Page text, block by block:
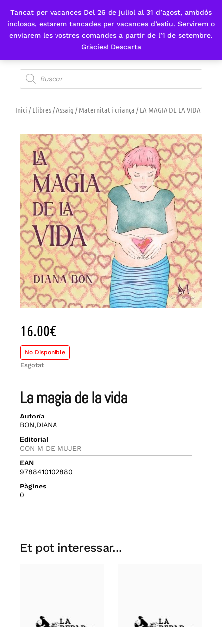
Tancat per vacances Del 26 de juliol al 31 d’agost, ambdós
inclosos, estarem tancades per vacances d’estiu. Servirem o
enviarem les vostres comandes a partir de l’1 de setembre.
Gràcies! Descarta
Fes-te'n sòcia
Inici /Llibres/Assaig /Maternitat i criança / LA MAGIA DE LA VIDA
la magia de la vida
Autor/a
BON,DIANA
Editorial
CON M DE MUJER
EAN
9788410102880
Pàgines
0
16.00€
No Disponible
Esgotat
Et pot interessar...